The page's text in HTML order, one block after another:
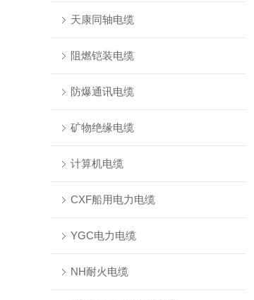
天康同轴电缆
阻燃铠装电缆
防爆通讯电缆
矿物绝缘电缆
计算机电缆
CXF船用电力电缆
YGC电力电缆
NH耐火电缆